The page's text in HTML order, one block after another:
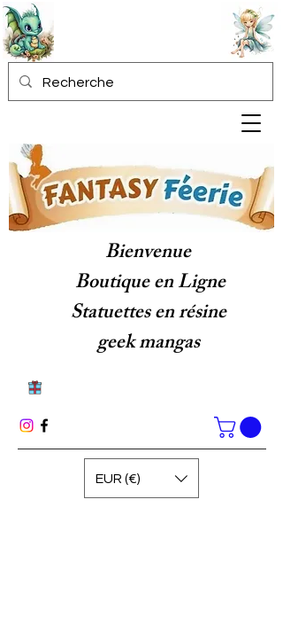
Bienvenue
Boutique en Ligne
Statuettes en résine
geek mangas
EUR (€)